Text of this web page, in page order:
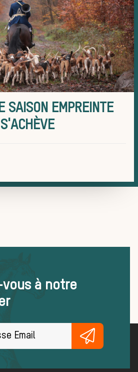
les
SAISON EMPREINTE
à notre